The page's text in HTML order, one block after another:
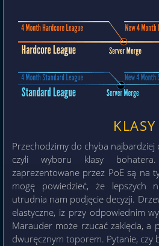
KLASY
Przechodzimy do chyba najbardziej
czyli wyboru klasy
zaprezentowane przez PoE są na
mogę powiedzieć, że lepszych
utrudnia nam podjęcie decyzji.
elastyczne, iż przy odpowiednim
Marauder może rzucać zaklęcia, a
dwuręcznym toporem. Pytanie, czy